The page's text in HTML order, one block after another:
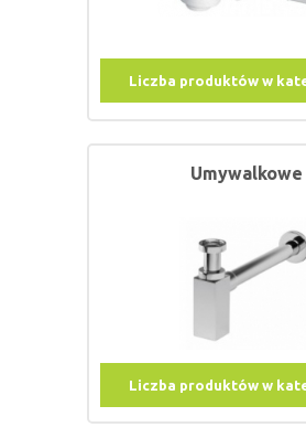
Liczba produktów w
Umywalkowe
Liczba produktów w